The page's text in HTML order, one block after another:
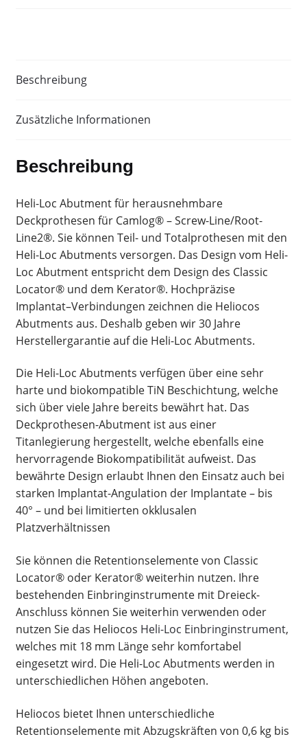
Beschreibung
Zusätzliche Informationen
Beschreibung
Heli-Loc Abutment für herausnehmbare
Deckprothesen für Camlog® – Screw-Line/Root-
Line2®. Sie können Teil- und Totalprothesen mit den
Heli-Loc Abutments versorgen. Das Design vom Heli-
Loc Abutment entspricht dem Design des Classic
Locator® und dem Kerator®. Hochpräzise
Implantat–Verbindungen zeichnen die Heliocos
Abutments aus. Deshalb geben wir 30 Jahre
Herstellergarantie auf die Heli-Loc Abutments.
Die Heli-Loc Abutments verfügen über eine sehr
harte und biokompatible TiN Beschichtung, welche
sich über viele Jahre bereits bewährt hat. Das
Deckprothesen-Abutment ist aus einer
Titanlegierung hergestellt, welche ebenfalls eine
hervorragende Biokompatibilität aufweist. Das
bewährte Design erlaubt Ihnen den Einsatz auch bei
starken Implantat-Angulation der Implantate – bis
40° – und bei limitierten okklusalen
Platzverhältnissen
Sie können die Retentionselemente von Classic
Locator® oder Kerator® weiterhin nutzen. Ihre
bestehenden Einbringinstrumente mit Dreieck-
Anschluss können Sie weiterhin verwenden oder
nutzen Sie das Heliocos Heli-Loc Einbringinstrument,
welches mit 18 mm Länge sehr komfortabel
eingesetzt wird. Die Heli-Loc Abutments werden in
unterschiedlichen Höhen angeboten.
Heliocos bietet Ihnen unterschiedliche
Retentionselemente mit Abzugskräften von 0,6 kg bis